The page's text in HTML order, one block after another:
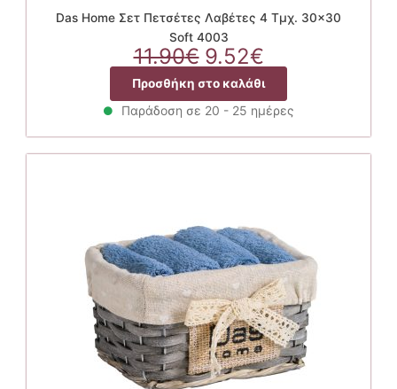
Das Home Σετ Πετσέτες Λαβέτες 4 Τμχ. 30×30
Soft 4003
11.90€ Original
price
was:
11.90€.
9.52€Η
τρέχουσα
τιμή
είναι:
9.52€.
Προσθήκη στο καλάθι
Παράδοση σε 20 - 25 ημέρες